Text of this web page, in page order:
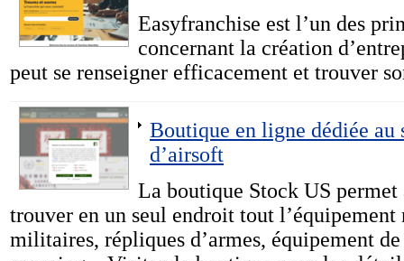
Easyfranchise est l’un des
concernant la création
peut se renseigner efficacement et trouver
Boutique en ligne dédiée
d’airsoft
La boutique Stock US permet
trouver en un seul endroit tout l’équipement
militaires, répliques d’armes, équipement